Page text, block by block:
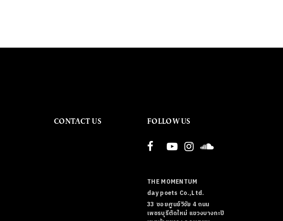
CONTACT US FOLLOW US
THE MOMENTUM
day poets Co.,Ltd.
33 ซอยศูนย์วิจัย 4 ถนน
เพชรบุรีตัดใหม่ แขวงบางกะปิ